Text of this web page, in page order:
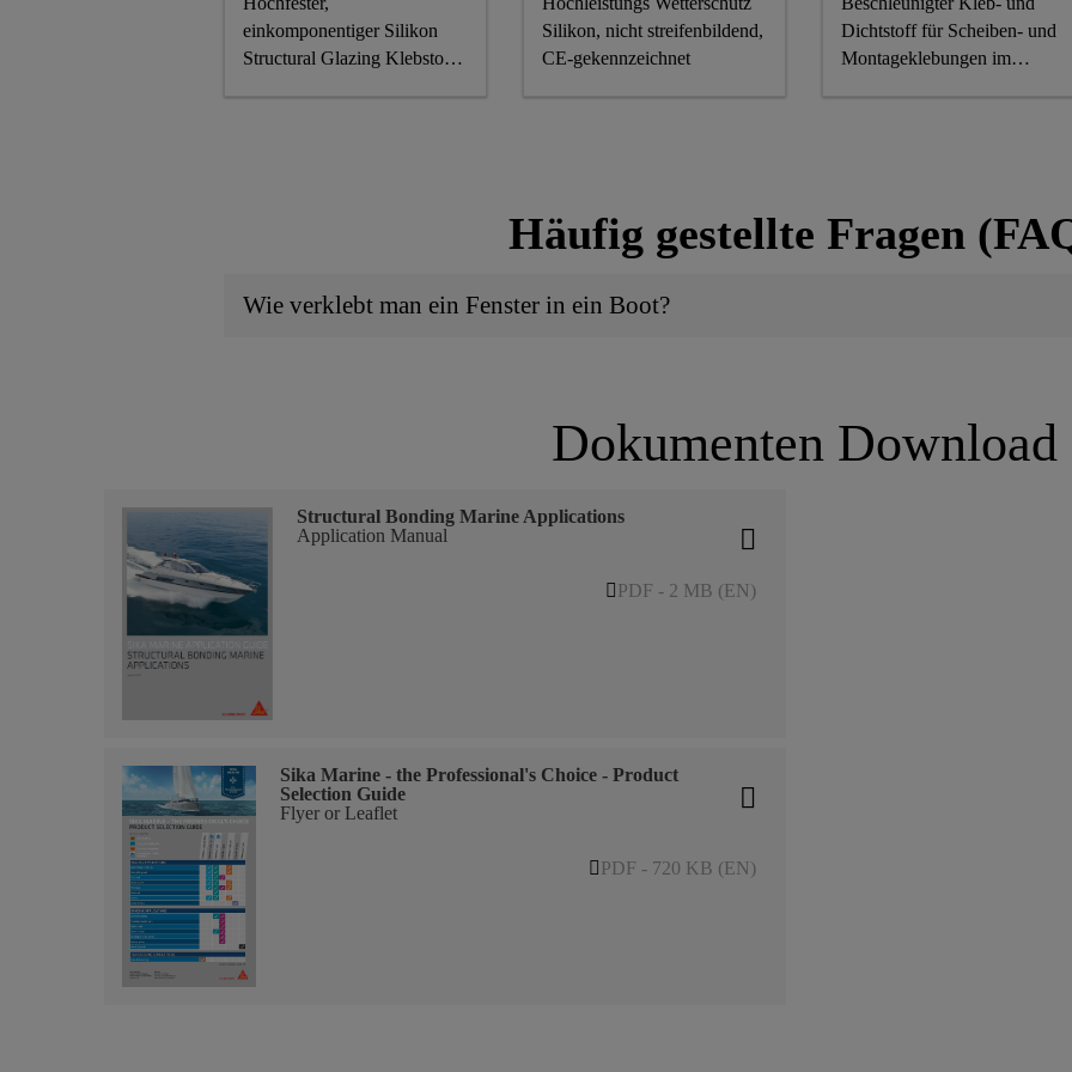
einkomponentiger Silikon
Structural Glazing Klebstoff,
Silikon, nicht streifenbildend,
CE-gekennzeichnet
Dichtstoff für Scheiben- und
Montageklebungen im
Häufig gestellte Fragen
Wie verklebt man ein Fenster in ein Boot?
Dokumenten Download
Structural Bonding Marine Applications
Application Manual
PDF - 2 MB (EN)
Sika Marine - the Professional's Choice - Product
Selection Guide
Flyer or Leaflet
PDF - 720 KB (EN)